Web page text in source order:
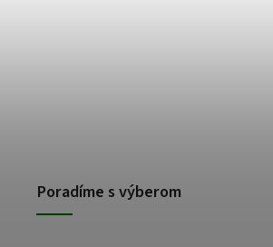
Poradíme s výberom